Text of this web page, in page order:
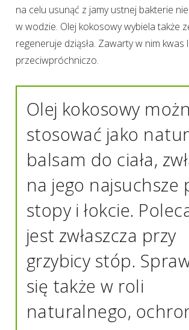
na celu usunąć z jamy ustnej bakterie
w wodzie. Olej kokosowy wybiela także
regeneruje dziąsła. Zawarty w nim kwas
przeciwpróchniczo.
Olej kokosowy
stosować jako
balsam do ciała,
na jego najsuchsze
stopy i łokcie.
jest zwłaszcza przy
grzybicy stóp.
się także w roli
naturalnego,